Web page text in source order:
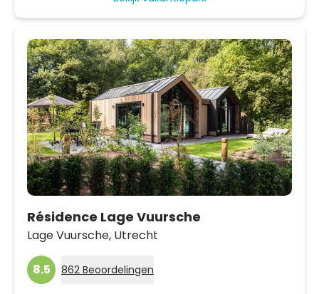
Résidence Lage Vuursche
Lage Vuursche, Utrecht
8.5 862 Beoordelingen